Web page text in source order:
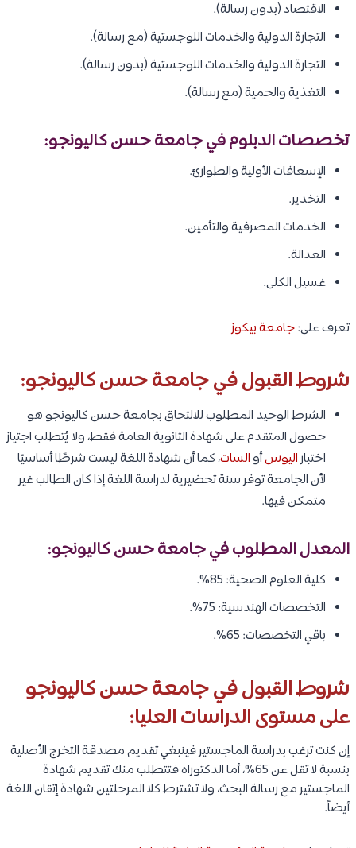
الاقتصاد (بدون رسالة).
التجارة الدولية والخدمات اللوجستية (مع رسالة).
التجارة الدولية والخدمات اللوجستية (بدون رسالة).
التغذية والحمية (مع رسالة).
تخصصات الدبلوم في جامعة حسن كاليونجو:
الإسعافات الأولية والطوارئ.
التخدير.
الخدمات المصرفية والتأمين.
العدالة.
غسيل الكلى.
تعرف على:جامعة بيكوز
شروط القبول في جامعة حسن كاليونجو:
الشرط الوحيد المطلوب للالتحاق بجامعة حسن كاليونجو هو
حصول المتقدم على شهادة الثانوية العامة فقط، ولا يُتطلب اجتياز
اختباراليوسأوالسات، كما أن شهادة اللغة ليست شرطًا أساسيًا
لأن الجامعة توفر سنة تحضيرية لدراسة اللغة إذا كان الطالب غير
متمكن فيها.
المعدل المطلوب في جامعة حسن كاليونجو:
كلية العلوم الصحية: 85%.
التخصصات الهندسية: 75%.
باقي التخصصات: 65%.
شروط القبول في جامعة حسن كاليونجو
على مستوى الدراسات العليا:
إن كنت ترغب بدراسة الماجستير فينبغي تقديم مصدقة التخرج الأصلية
بنسبة لا تقل عن 65%، أما الدكتوراه فتتطلب منك تقديم شهادة
الماجستير مع رسالة البحث، ولا تشترط كلا المرحلتين شهادة إتقان اللغة
أيضاً.